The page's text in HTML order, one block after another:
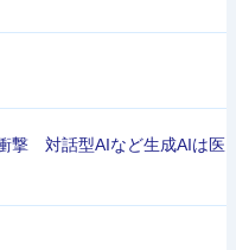
撃 対話型AIなど生成AIは医